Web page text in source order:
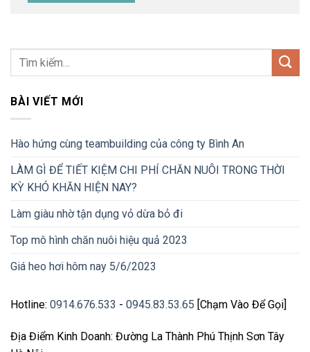
BÀI VIẾT MỚI
Hào hứng cùng teambuilding của công ty Bình An
LÀM GÌ ĐỂ TIẾT KIỆM CHI PHÍ CHĂN NUÔI TRONG THỜI
KỲ KHÓ KHĂN HIỆN NAY?
Làm giàu nhờ tận dụng vỏ dừa bỏ đi
Top mô hình chăn nuôi hiệu quả 2023
Giá heo hơi hôm nay 5/6/2023
Hotline: 0914.676.533 - 0945.83.53.65 [Chạm Vào Để Gọi]
Địa Điểm Kinh Doanh: Đường La Thành Phú Thịnh Sơn Tây